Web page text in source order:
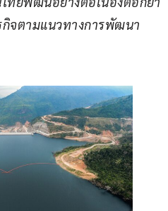
กิจตามแนวทางการพัฒนา